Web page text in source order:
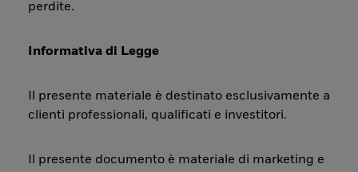
perdite.
Informativa di Legge
Il presente materiale è destinato esclusivamente a
clienti professionali, qualificati e investitori.
Il presente documento è materiale di marketing e